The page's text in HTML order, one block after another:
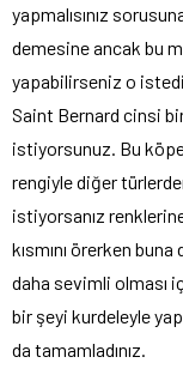
yapmalısınız
demesine ancak bu
yapabilirseniz o
Saint Bernard cinsi
istiyorsunuz. Bu
rengiyle diğer
istiyorsanız
kısmını örerken
daha sevimli olması
bir şeyi kurdeleyle
da tamamladınız.